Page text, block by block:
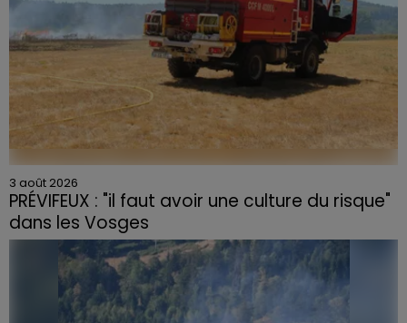
3 août 2026
PRÉVIFEUX : "il faut avoir une culture du risque"
dans les Vosges